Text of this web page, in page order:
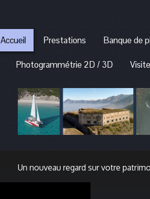
Accueil Prestations Banque de
Photogrammétrie 2D / 3D
Un nouveau regard sur votre